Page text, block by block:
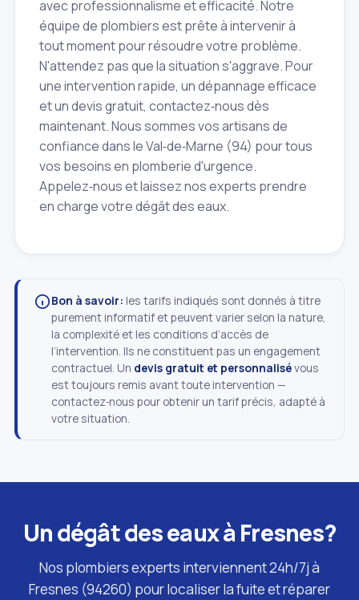
avec professionnalisme et efficacité. Notre
équipe de plombiers est prête à intervenir à
tout moment pour résoudre votre problème.
N'attendez pas que la situation s'aggrave. Pour
une intervention rapide, un dépannage efficace
et un devis gratuit, contactez‑nous dès
maintenant. Nous sommes vos artisans de
confiance dans le Val‑de‑Marne (94) pour tous
vos besoins en plomberie d'urgence.
Appelez‑nous et laissez nos experts prendre
en charge votre dégât des eaux.
Bon à savoir: les tarifs indiqués sont donnés à titre
purement informatif et peuvent varier selon la nature,
la complexité et les conditions d’accès de
l’intervention. Ils ne constituent pas un engagement
contractuel. Un devis gratuit et personnalisévous
est toujours remis avant toute intervention —
contactez‑nous pour obtenir un tarif précis, adapté à
votre situation.
Un dégât des eaux à Fresnes?
Nos plombiers experts interviennent 24h/7j à
Fresnes (94260) pour localiser la fuite et réparer